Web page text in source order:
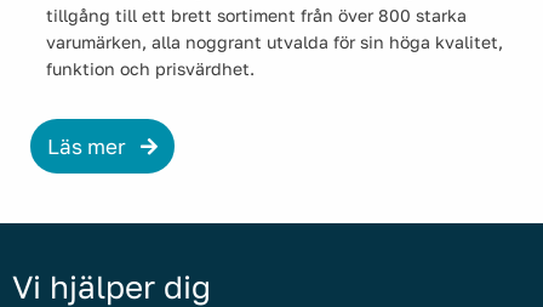
tillgång till ett brett sortiment från över 800 starka
varumärken, alla noggrant utvalda för sin höga kvalitet,
funktion och prisvärdhet.
Läs mer
Vi hjälper dig